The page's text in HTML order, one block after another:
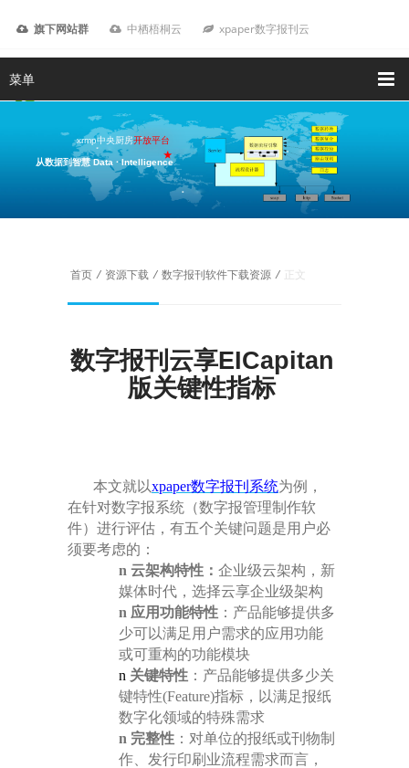
旗下网站群 中栖梧桐云 xpaper数字报刊云
菜单
xrmp中央厨房开放平台
从数据到智慧 Data · Intelligence
首页 / 资源下载 / 数字报刊软件下载资源 / 正文
数字报刊云享EICapitan
版关键性指标
本文就以xpaper数字报刊系统为例，
在针对数字报系统（数字报管理制作软
件）进行评估，有五个关键问题是用户必
须要考虑的：
n 云架构特性： 企业级云架构，新
媒体时代，选择云享企业级架构
n 应用功能特性 ：产品能够提供多
少可以满足用户需求的应用功能
或可重构的功能模块
n 关键特性 ：产品能够提供多少关
键特性(Feature)指标，以满足报纸
数字化领域的特殊需求
n 完整性 ：对单位的报纸或刊物制
作、发行印刷业流程需求而言，